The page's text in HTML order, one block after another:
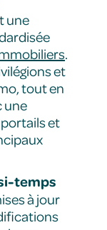
une
.
et
tout en
une
et
temps
à jour